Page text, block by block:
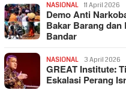
NASIONAL 11 April 2026
Demo Anti
Bakar Barang
Bandar
NASIONAL 3 April 2026
GREAT Institute:
Eskalasi Perang